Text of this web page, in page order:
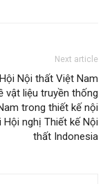
Next article
Nội thất Việt Nam
vật liệu truyền thống
trong thiết kế nội
Hội nghị Thiết kế Nội
thất Indonesia